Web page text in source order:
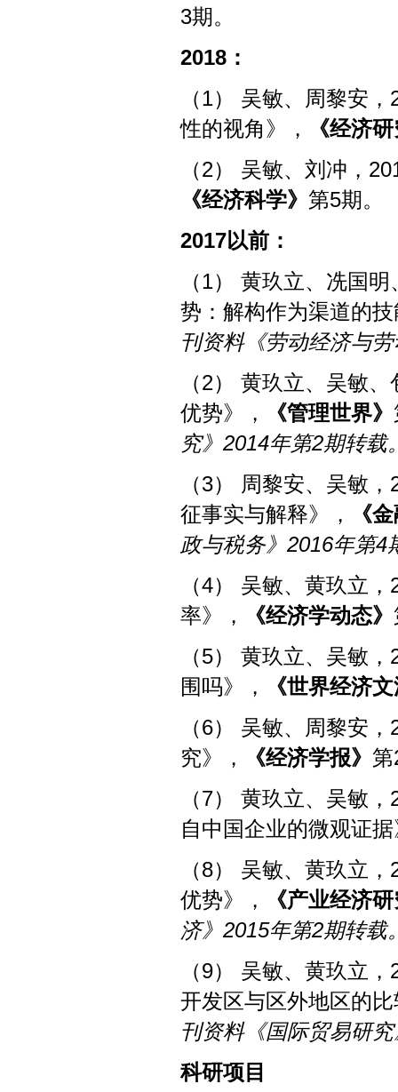
3期。
2018 ：
（1） 吴敏、周黎安
性的视角》，
《经济
（2） 吴敏、刘冲，
《经济科学》 第5期。
2017以前：
（1） 黄玖立、冼国
势：解构作为渠道的
刊资料《劳动经济与
（2） 黄玖立、吴敏
优势》，
《管理世界》
究》2014年第2期转载
（3） 周黎安、吴敏
征事实与解释》，
《金
政与税务》2016年第4
（4） 吴敏、黄玖立
率》，
《经济学动态》
（5） 黄玖立、吴敏
围吗》，
《世界经济
（6） 吴敏、周黎安
究》，
《经济学报》 第
（7） 黄玖立、吴敏
自中国企业的微观证
（8） 吴敏、黄玖立
优势》，
《产业经济
济》2015年第2期转载
（9） 吴敏、黄玖立
开发区与区外地区的
刊资料《国际贸易研
科研项目